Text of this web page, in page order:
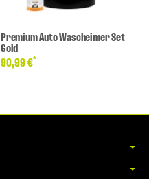
Premium Auto Wascheimer Set
Gold
90,99 €*